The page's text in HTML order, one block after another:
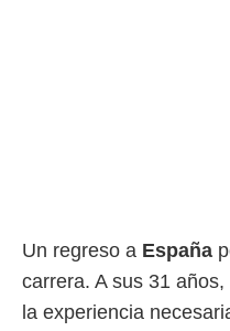
de
Un regreso a España
carrera. A sus 31 años,
la experiencia